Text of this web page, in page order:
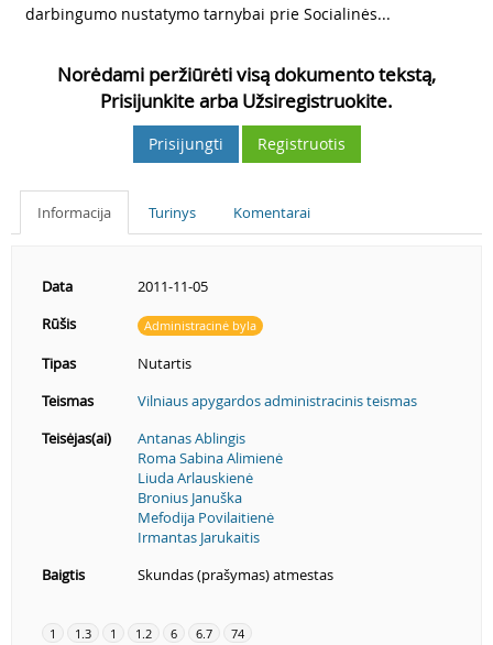
darbingumo nustatymo tarnybai prie Socialinės...
Norėdami peržiūrėti visą dokumento tekstą,
Prisijunkite arba Užsiregistruokite.
Prisijungti Registruotis
Informacija Turinys Komentarai
Data
2011-11-05
Rūšis
Administracinė byla
Tipas
Nutartis
Teismas
Vilniaus apygardos administracinis teismas
Teisėjas(ai)
Antanas Ablingis
Roma Sabina Alimienė
Liuda Arlauskienė
Bronius Januška
Mefodija Povilaitienė
Irmantas Jarukaitis
Baigtis
Skundas (prašymas) atmestas
1 1.3 1 1.2 6 6.7 74